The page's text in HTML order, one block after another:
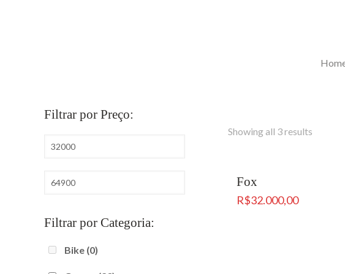
Showing all 3 results
Fox
R$32.000,00
Filtrar por Preço:
Filtrar por Categoria:
Bike (0)